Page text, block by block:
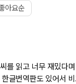
아요순
를 읽고 너무 재밌다
글번역판도 있어서